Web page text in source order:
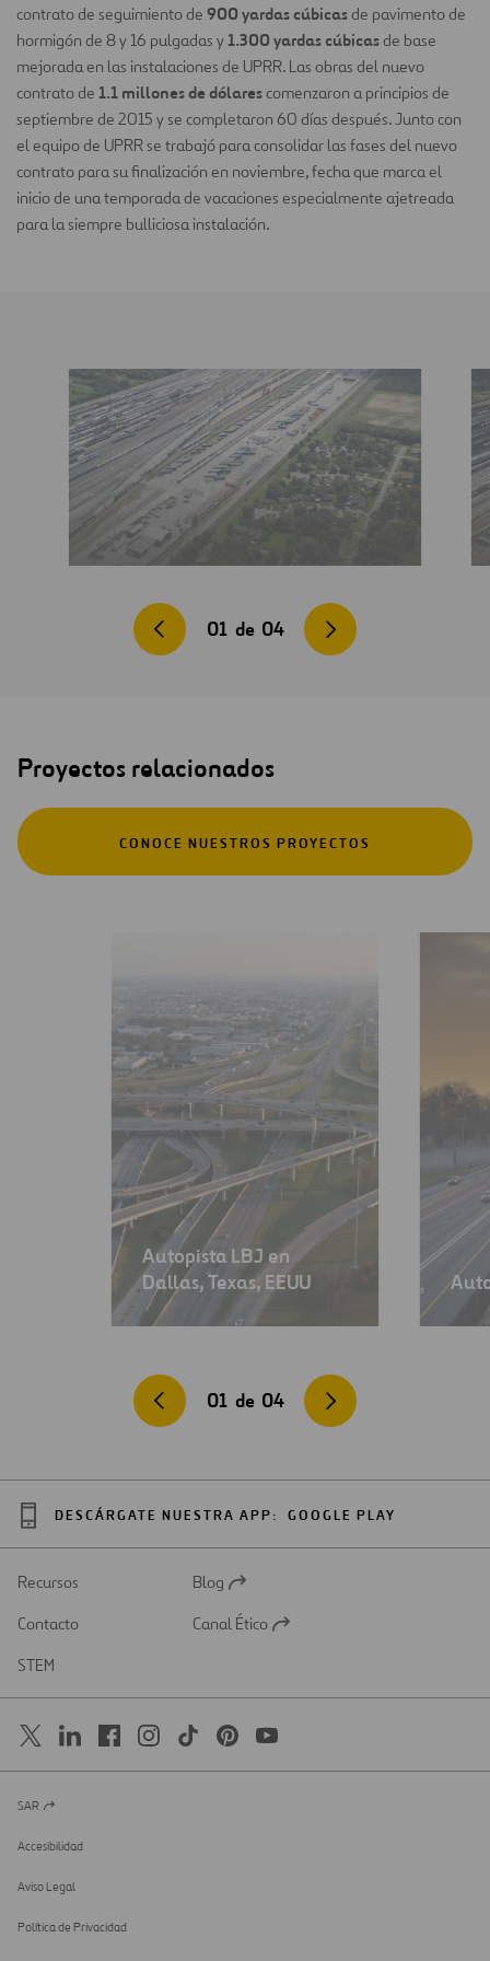
contrato de seguimiento de 900 yardas cúbicasde pavimento de
hormigón de 8 y 16 pulgadas y 1.300 yardas cúbicasde base
mejorada en las instalaciones de UPRR. Las obras del nuevo
contrato de 1.1 millones de dólarescomenzaron a principios de
septiembre de 2015 y se completaron 60 días después. Junto con
el equipo de UPRR se trabajó para consolidar las fases del nuevo
contrato para su finalización en noviembre, fecha que marca el
inicio de una temporada de vacaciones especialmente ajetreada
para la siempre bulliciosa instalación.
01 de 04
Proyectos relacionados
CONOCE NUESTROS PROYECTOS
Autopista LBJ en
Dallas, Texas, EEUU
01 de 04
DESCÁRGATE NUESTRA APP: GOOGLE PLAY
Recursos
Abrir
una
Blog
Contacto
Abrir
Canal Ético
STEM
Abrir
una
nueva
SAR
Accesibilidad
Aviso Legal
Política de Privacidad